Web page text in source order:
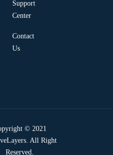
Support
Center
Contact
Us
© 2021
All Right
Reserved.